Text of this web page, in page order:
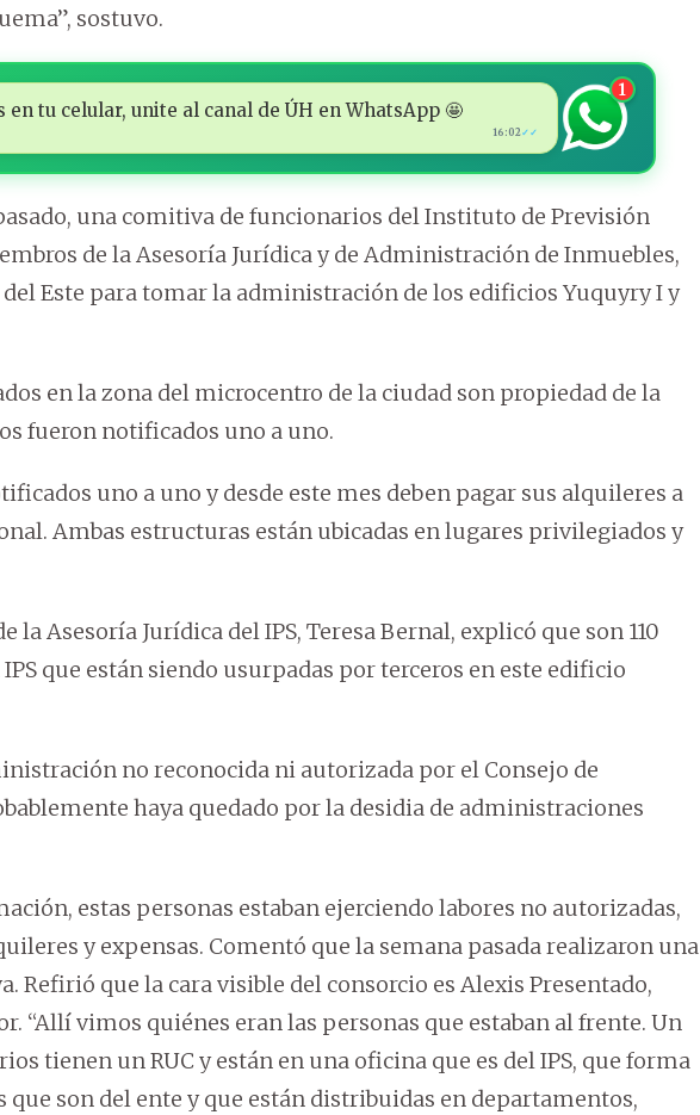
sostuvo.
en tu celular, unite al canal de ÚH en WhatsApp 🤩
16:02✓✓
1
una comitiva de funcionarios del Instituto de Previsión
de la Asesoría Jurídica y de Administración de Inmuebles,
Este para tomar la administración de los edificios Yuquyry I y
en la zona del microcentro de la ciudad son propiedad de la
fueron notificados uno a uno.
uno a uno y desde este mes deben pagar sus alquileres a
Ambas estructuras están ubicadas en lugares privilegiados y
la Asesoría Jurídica del IPS, Teresa Bernal, explicó que son 110
que están siendo usurpadas por terceros en este edificio
no reconocida ni autorizada por el Consejo de
haya quedado por la desidia de administraciones
estas personas estaban ejerciendo labores no autorizadas,
y expensas. Comentó que la semana pasada realizaron una
que la cara visible del consorcio es Alexis Presentado,
“Allí vimos quiénes eran las personas que estaban al frente. Un
tienen un RUC y están en una oficina que es del IPS, que forma
que son del ente y que están distribuidas en departamentos,